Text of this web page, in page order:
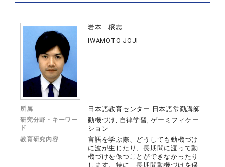
岩本 穣志
IWAMOTO JOJI
所属 日本語教育センター 日本語常勤講師
研究分野・キーワー
ド
動機づけ, 自律学習, ゲーミフィケー
ション
教育研究内容
言語を学ぶ際、どうしても動機づけ
に波が生じたり、長期間に渡って動
機づけを保つことができなかったり
します。特に、長期間動機づけを保